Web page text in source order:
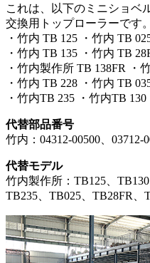
これは、以下のミニショベ
交換用トップローラーです。
・竹内 TB 125 ・竹内 TB
・竹内 TB 135 ・竹内 TB
・竹内製作所 TB 138FR ・
・竹内 TB 228 ・竹内 TB
・竹内TB 235 ・竹内TB 130
代替部品番号
竹内：04312-00500、03712-
代替モデル
竹内製作所：TB125、
TB235、TB025、TB28FR、